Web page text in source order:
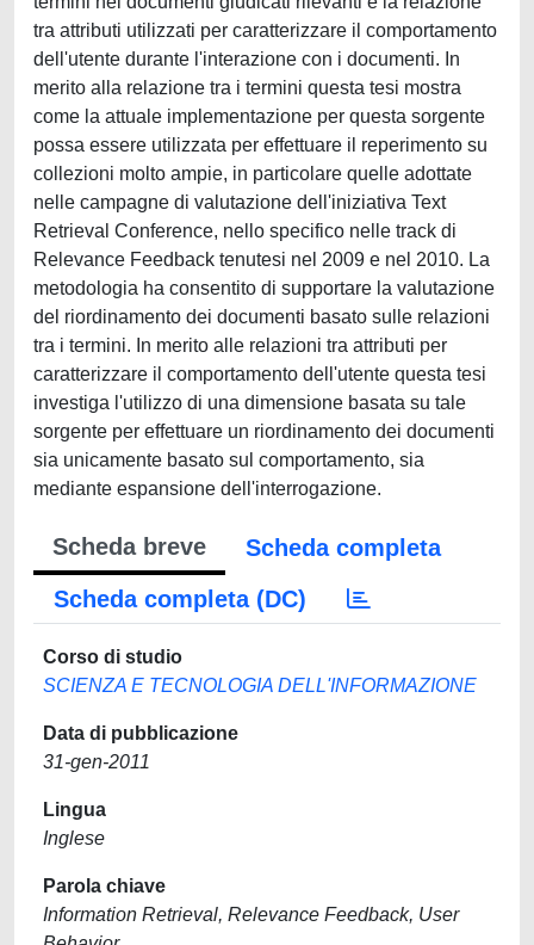
tra attributi utilizzati per caratterizzare il comportamento
dell'utente durante l'interazione con i documenti. In
merito alla relazione tra i termini questa tesi mostra
come la attuale implementazione per questa sorgente
possa essere utilizzata per effettuare il reperimento su
collezioni molto ampie, in particolare quelle adottate
nelle campagne di valutazione dell'iniziativa Text
Retrieval Conference, nello specifico nelle track di
Relevance Feedback tenutesi nel 2009 e nel 2010. La
metodologia ha consentito di supportare la valutazione
del riordinamento dei documenti basato sulle relazioni
tra i termini. In merito alle relazioni tra attributi per
caratterizzare il comportamento dell'utente questa tesi
investiga l'utilizzo di una dimensione basata su tale
sorgente per effettuare un riordinamento dei documenti
sia unicamente basato sul comportamento, sia
mediante espansione dell'interrogazione.
Scheda breve
Scheda completa
Scheda completa (DC)
Corso di studio
SCIENZA E TECNOLOGIA DELL'INFORMAZIONE
Data di pubblicazione
31-gen-2011
Lingua
Inglese
Parola chiave
Information Retrieval, Relevance Feedback, User